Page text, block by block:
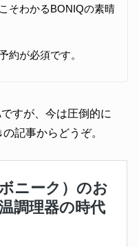
そわかるBONIQの素晴
約が必須です。
すが、今は圧倒的に
記事からどうぞ。